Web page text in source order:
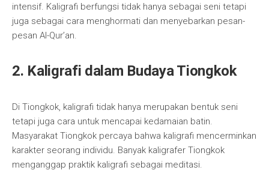
intensif. Kaligrafi berfungsi tidak hanya sebagai seni tetapi
juga sebagai cara menghormati dan menyebarkan pesan-
pesan Al-Qur’an.
2. Kaligrafi dalam Budaya Tiongkok
Di Tiongkok, kaligrafi tidak hanya merupakan bentuk seni
tetapi juga cara untuk mencapai kedamaian batin.
Masyarakat Tiongkok percaya bahwa kaligrafi mencerminkan
karakter seorang individu. Banyak kaligrafer Tiongkok
menganggap praktik kaligrafi sebagai meditasi.